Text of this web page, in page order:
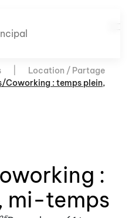
Location / Partage
Coworking : temps plein,
:
mi-temps